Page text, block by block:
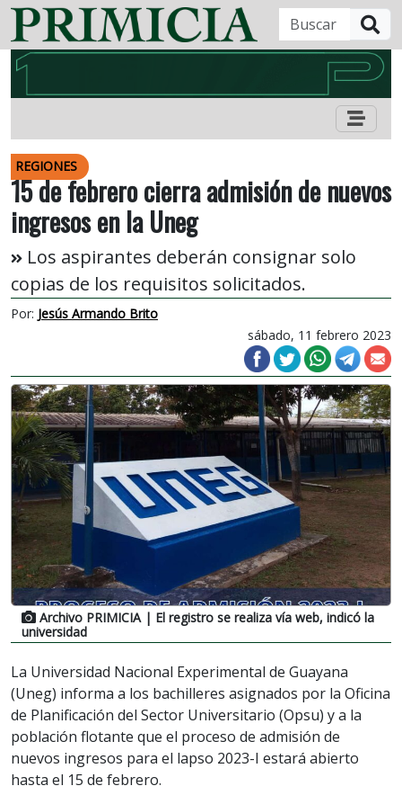
REGIONES
15 de febrero cierra admisión de nuevos
ingresos en la Uneg
Los aspirantes deberán consignar solo
copias de los requisitos solicitados.
Por: Jesús Armando Brito
sábado, 11 febrero 2023
Archivo PRIMICIA | El registro se realiza vía web, indicó la
universidad
La Universidad Nacional Experimental de Guayana
(Uneg) informa a los bachilleres asignados por la Oficina
de Planificación del Sector Universitario (Opsu) y a la
población flotante que el proceso de admisión de
nuevos ingresos para el lapso 2023-I estará abierto
hasta el 15 de febrero.